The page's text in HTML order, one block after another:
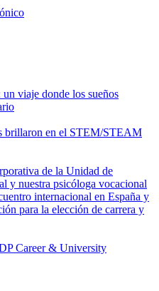
viaje donde los sueños
brillaron en el STEM/STEAM
de la Unidad de
y nuestra psicóloga vocacional
internacional en España y
para la elección de carrera y
Career & University